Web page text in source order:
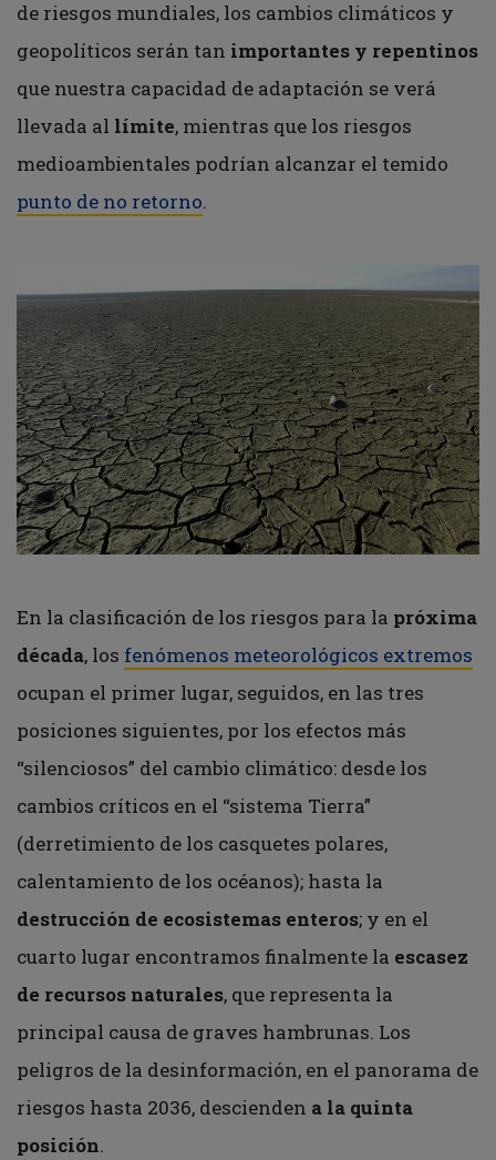
de riesgos mundiales, los cambios climáticos y
geopolíticos serán tan importantes y repentinos
que nuestra capacidad de adaptación se verá
llevada al límite, mientras que los riesgos
medioambientales podrían alcanzar el temido
punto de no retorno.
En la clasificación de los riesgos para la próxima
década, los fenómenos meteorológicos extremos
ocupan el primer lugar, seguidos, en las tres
posiciones siguientes, por los efectos más
“silenciosos” del cambio climático: desde los
cambios críticos en el “sistema Tierra”
(derretimiento de los casquetes polares,
calentamiento de los océanos); hasta la
destrucción de ecosistemas enteros; y en el
cuarto lugar encontramos finalmente la escasez
de recursos naturales, que representa la
principal causa de graves hambrunas. Los
peligros de la desinformación, en el panorama de
riesgos hasta 2036, descienden a la quinta
posición.